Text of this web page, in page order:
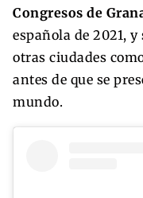
Congresos de
española de 2021,
otras ciudades
antes de que se
mundo.